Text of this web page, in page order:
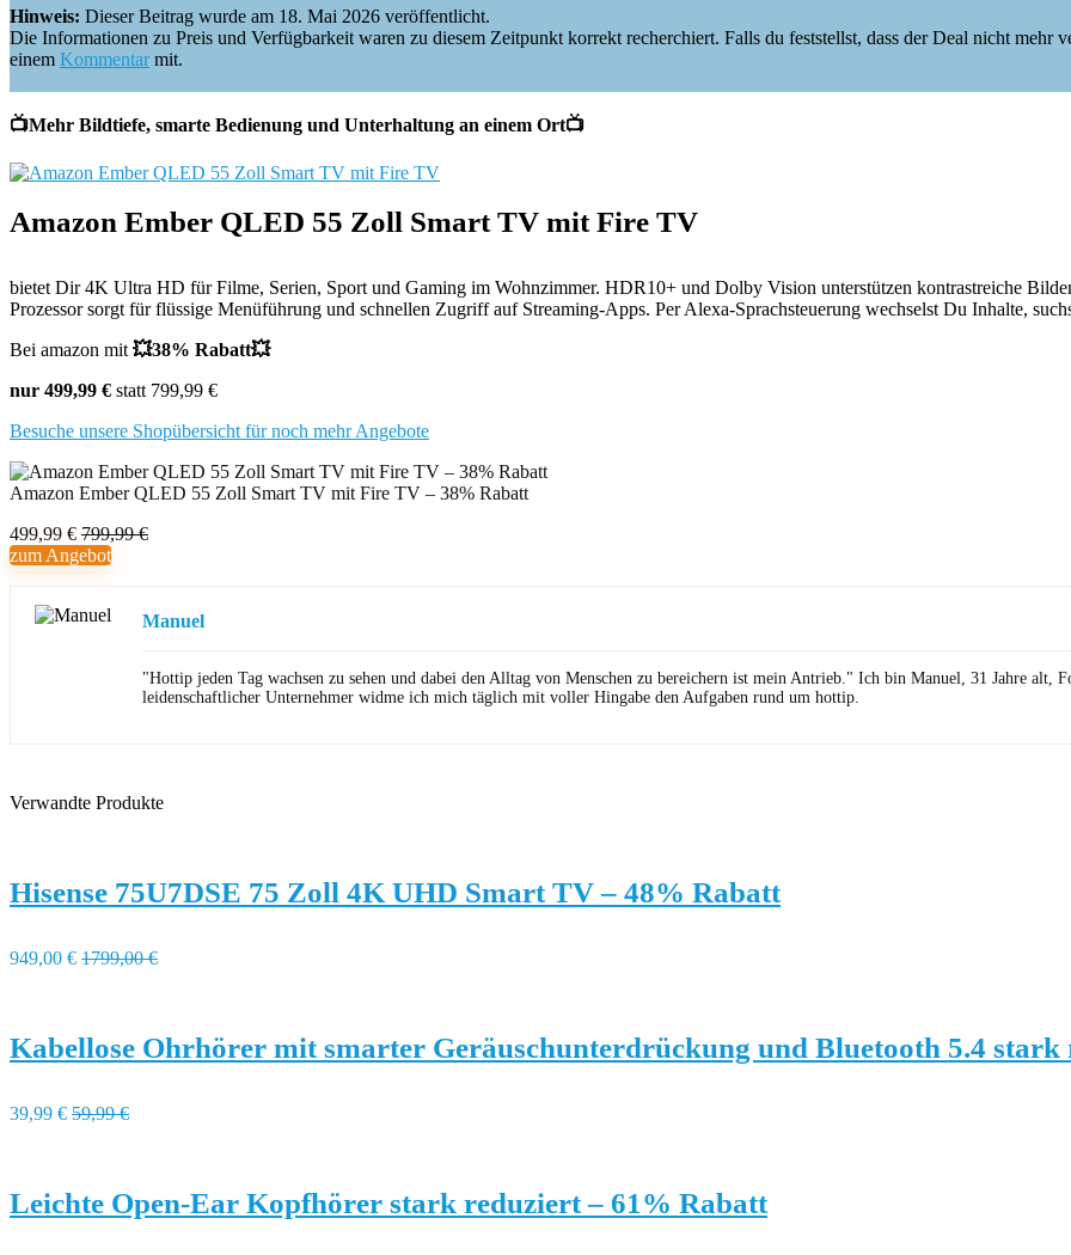
Hinweis: Dieser Beitrag wurde am 18. Mai 2026 veröffentlicht.
Die Informationen zu Preis und Verfügbarkeit waren zu diesem Zeitpunkt korrekt recherchiert. Falls du feststellst, dass der Deal nicht mehr
einem Kommentarmit.
📺Mehr Bildtiefe, smarte Bedienung und Unterhaltung an einem Ort📺
Amazon Ember QLED 55 Zoll Smart TV mit Fire TV
bietet Dir 4K Ultra HD für Filme, Serien, Sport und Gaming im Wohnzimmer. HDR10+ und Dolby Vision unterstützen kontrastreiche
Prozessor sorgt für flüssige Menüführung und schnellen Zugriff auf Streaming-Apps. Per Alexa-Sprachsteuerung wechselst Du Inhalte,
Bei amazon mit 💥38% Rabatt💥
nur 499,99 € statt 799,99 €
Besuche unsere Shopübersicht für noch mehr Angebote
Amazon Ember QLED 55 Zoll Smart TV mit Fire TV – 38% Rabatt
499,99 € 799,99 €
zum Angebot
Manuel
"Hottip jeden Tag wachsen zu sehen und dabei den Alltag von Menschen zu bereichern ist mein Antrieb." Ich bin Manuel, 31 Jahre
leidenschaftlicher Unternehmer widme ich mich täglich mit voller Hingabe den Aufgaben rund um hottip.
Verwandte Produkte
Hisense 75U7DSE 75 Zoll 4K UHD Smart TV – 48% Rabatt
949,00 € 1799,00 €
Kabellose Ohrhörer mit smarter Geräuschunterdrückung und Bluetooth 5.4
39,99 € 59,99 €
Leichte Open-Ear Kopfhörer stark reduziert – 61% Rabatt